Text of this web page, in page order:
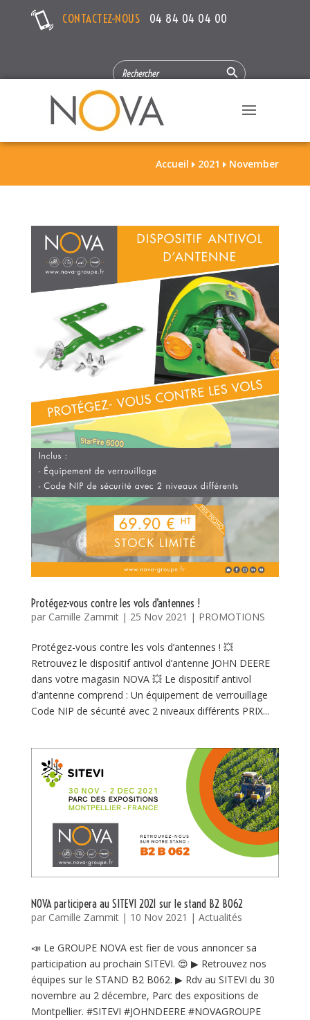
CONTACTEZ-NOUS 04 84 04 04 00
SEARCH
FOR:
Search Button
Accueil  2021  November
Protégez-vous contre les vols d’antennes !
par Camille Zammit| 25 Nov 2021 | PROMOTIONS
Protégez-vous contre les vols d’antennes ! 💥
Retrouvez le dispositif antivol d’antenne JOHN DEERE
dans votre magasin NOVA 💥 Le dispositif antivol
d’antenne comprend : Un équipement de verrouillage
Code NIP de sécurité avec 2 niveaux différents PRIX...
NOVA participera au SITEVI 2021 sur le stand B2 B062
par Camille Zammit| 10 Nov 2021 | Actualités
📣 Le GROUPE NOVA est fier de vous annoncer sa
participation au prochain SITEVI. 😍 ▶ Retrouvez nos
équipes sur le STAND B2 B062. ▶ Rdv au SITEVI du 30
novembre au 2 décembre, Parc des expositions de
Montpellier. #SITEVI #JOHNDEERE #NOVAGROUPE